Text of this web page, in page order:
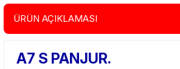
ÜRÜN AÇIKLAMASI
A7 S PANJUR.